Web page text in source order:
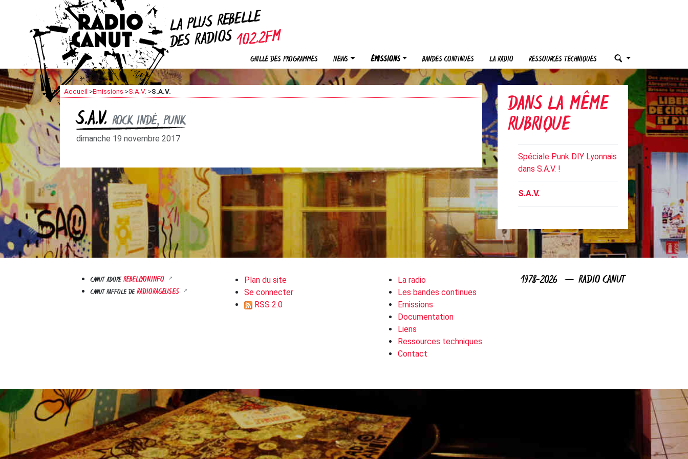
LA PLUSREBELLE
DES RADIOS
GRILLE DES PROGRAMMES NEWS ÉMISSIONS BANDES CONTINUES LA RADIO RESSOURCES TECHNIQUES
Accueil >Emissions >S.A.V. >S.A.V.
S.A.V. ROCK INDÉ, PUNK
dimanche 19 novembre 2017
DANS LA MÊME
RUBRIQUE
Spéciale Punk DIY Lyonnais
dans S.A.V. !
S.A.V.
CANUT ADOREREBELLYON.INFO
CANUT RAFFOLE DERADIORAGEUSES
Plan du site
Se connecter
RSS 2.0
La radio
Les bandes continues
Emissions
Documentation
Liens
Ressources techniques
Contact
1978-2026 — RADIO CANUT